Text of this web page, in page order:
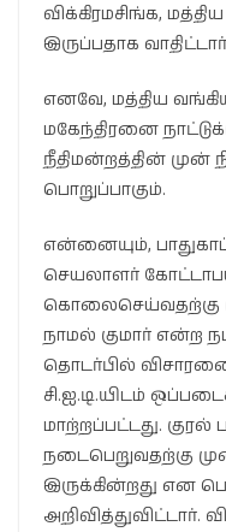
விக்கிரமசிங்க,
இருப்பதாக
எனவே, மத்திய
மகேந்திரனை
நீதிமன்றத்தின் முன்
பொறுப்பாகும்.
என்னையும்,
செயலாளர்
கொலைசெய்வதற்கு
நாமல் குமார் என்ற
தொடர்பில்
சி.ஐ.டி.யிடம்
மாற்றப்பட்டது. குரல்
நடைபெறுவதற்கு
இருக்கின்றது என
அறிவித்துவிட்டார்.